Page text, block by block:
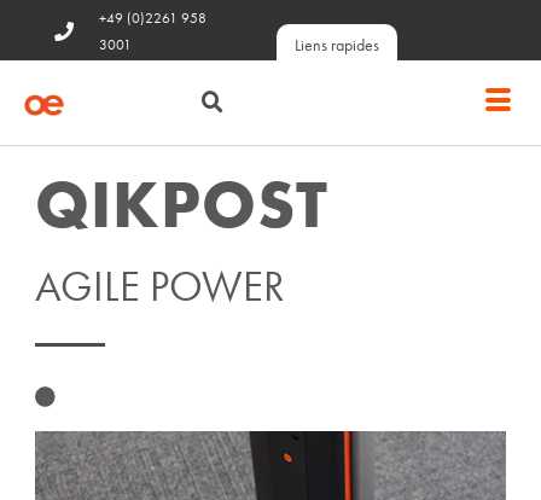
+49 (0)2261 958
3001
Liens rapides
QIKPOST
AGILE POWER